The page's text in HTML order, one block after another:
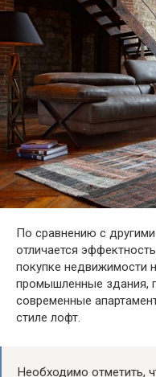
По сравнению с
отличается
покупке недвижимости
промышленные здания,
современные
стиле лофт.
Необходимо отметить,